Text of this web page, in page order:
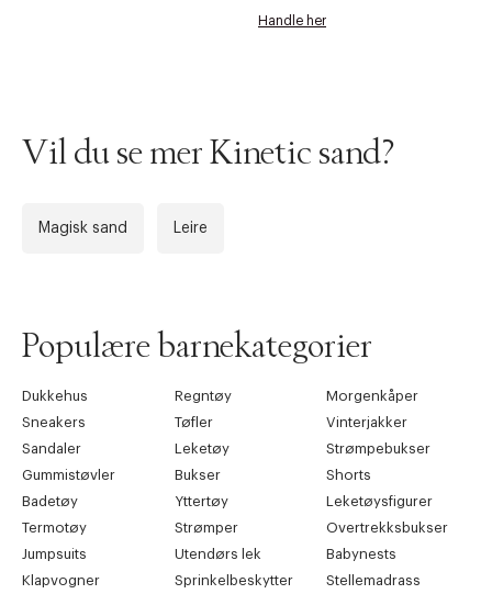
Handle her
Vil du se mer Kinetic sand?
Magisk sand Leire
Populære barnekategorier
Dukkehus Regntøy
Morgenkåper
Sneakers
Tøfler
Vinterjakker
Sandaler
Leketøy
Strømpebukser
Gummistøvler
Bukser
Shorts
Badetøy
Yttertøy
Leketøysfigurer
Termotøy
Strømper
Overtrekksbukser
Jumpsuits
Utendørs lek
Babynests
Klapvogner
Sprinkelbeskytter Stellemadrass